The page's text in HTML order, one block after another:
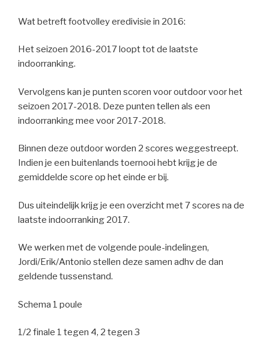
Wat betreft footvolley eredivisie in 2016:
Het seizoen 2016-2017 loopt tot de laatste
indoorranking.
Vervolgens kan je punten scoren voor outdoor voor het
seizoen 2017-2018. Deze punten tellen als een
indoorranking mee voor 2017-2018.
Binnen deze outdoor worden 2 scores weggestreept.
Indien je een buitenlands toernooi hebt krijg je de
gemiddelde score op het einde er bij.
Dus uiteindelijk krijg je een overzicht met 7 scores na de
laatste indoorranking 2017.
We werken met de volgende poule-indelingen,
Jordi/Erik/Antonio stellen deze samen adhv de dan
geldende tussenstand.
Schema 1 poule
1/2 finale 1 tegen 4, 2 tegen 3